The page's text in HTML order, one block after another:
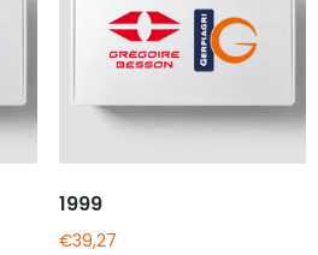
1999
€39,27